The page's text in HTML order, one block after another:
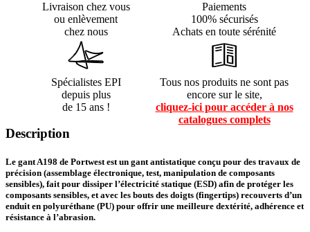
Livraison chez vous
ou enlèvement
chez nous
Paiements
100% sécurisés
Achats en toute sérénité
Spécialistes EPI
depuis plus
de 15 ans !
Tous nos produits ne sont pas
encore sur le site,
cliquez-ici pour accéder à nos
catalogues complets
Description
Le gant A198 de Portwest est un gant antistatique conçu pour des travaux de
précision (assemblage électronique, test, manipulation de composants
sensibles), fait pour dissiper l’électricité statique (ESD) afin de protéger les
composants sensibles, et avec les bouts des doigts (fingertips) recouverts d’un
enduit en polyuréthane (PU) pour offrir une meilleure dextérité, adhérence et
résistance à l’abrasion.